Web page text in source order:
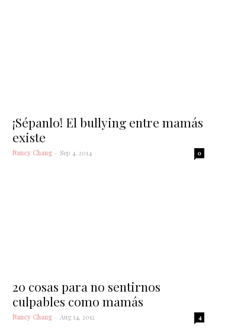
¡Sépanlo! El bullying entre mamás
existe
Nancy Chang - Sep 4, 2014 0
20 cosas para no sentirnos
culpables como mamás
Nancy Chang - Aug 14, 2012 4